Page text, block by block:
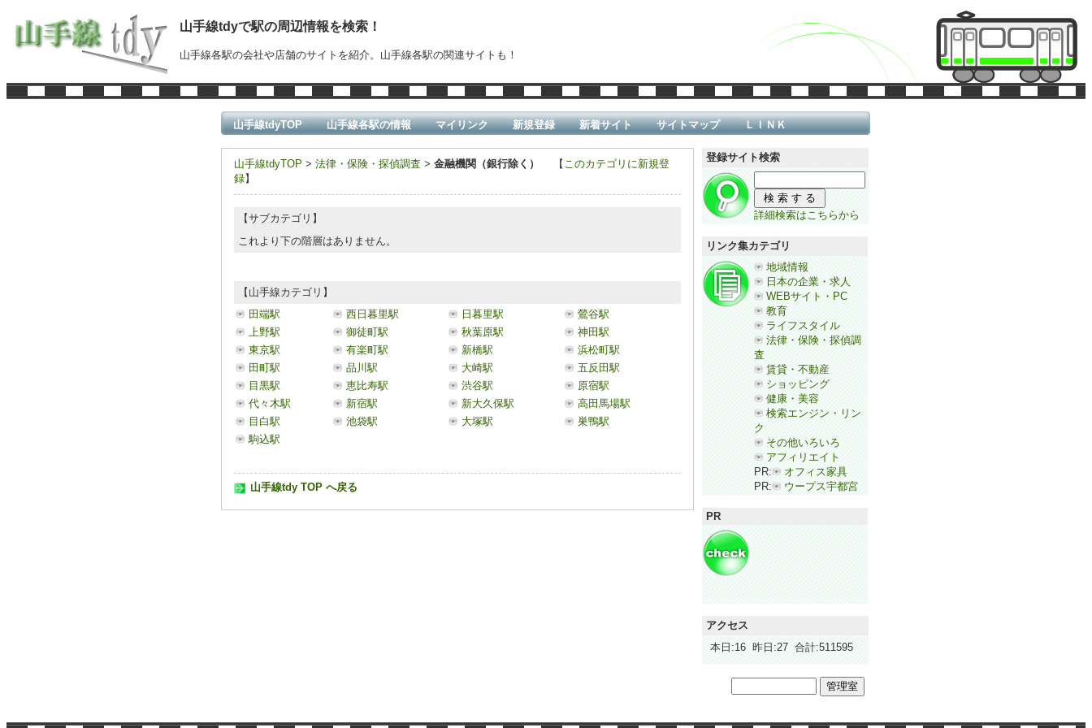
山手線tdyで駅の周辺情報を検索！
山手線各駅の会社や店舗のサイトを紹介。山手線各駅の関連サイトも！
山手線tdyTOP 山手線各駅の情報 マイリンク 新規登録 新着サイト サイトマップ ＬＩＮＫ
山手線tdyTOP > 法律・保険・探偵調査 > 金融機関（銀行除く） 【 このカテゴリに新規登
録】
【サブカテゴリ】
これより下の階層はありません。
【山手線カテゴリ】
田端駅
西日暮里駅 日暮里駅
鶯谷駅
上野駅
御徒町駅 秋葉原駅
神田駅
東京駅
有楽町駅 新橋駅
浜松町駅
田町駅
品川駅 大崎駅
五反田駅
目黒駅
恵比寿駅 渋谷駅
原宿駅
代々木駅
新宿駅 新大久保駅
高田馬場駅
目白駅
池袋駅 大塚駅
巣鴨駅
駒込駅
山手線tdy TOP へ戻る
登録サイト検索
詳細検索はこちらから
リンク集カテゴリ
地域情報
日本の企業・求人
WEBサイト・PC
教育
ライフスタイル
法律・保険・探偵調
査
賃貸・不動産
ショッピング
健康・美容
検索エンジン・リン
ク
その他いろいろ
アフィリエイト
PR:
オフィス家具
PR:
ウープス宇都宮
PR
アクセス
本日:16 昨日:27 合計:511595